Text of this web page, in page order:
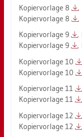
Ko­pier­vor­la­ge 8
Ko­pier­vor­la­ge 8
Ko­pier­vor­la­ge 9
Ko­pier­vor­la­ge 9
Ko­pier­vor­la­ge 10
Ko­pier­vor­la­ge 10
Ko­pier­vor­la­ge 11
Ko­pier­vor­la­ge 11
Ko­pier­vor­la­ge 12
Ko­pier­vor­la­ge 12